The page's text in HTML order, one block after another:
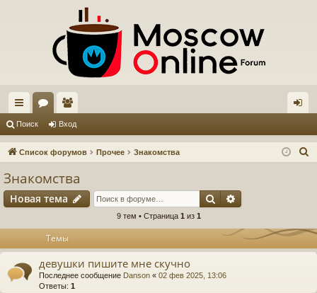
с
ы ум
ол
ьз
ел
и
д
Поиск Вход
Список форумов Прочее Знакомства
Знакомства
Новая тема Поиск
9 тем • Страница 1 из 1
Темы
девушки пишите мне скучно
Последнее сообщение Danson « 02 фев 2025, 13:06
Ответы: 1